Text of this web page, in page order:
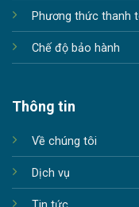
Phương thức thanh
Chế độ bảo hành
Thông tin
Về chúng tôi
Dịch vụ